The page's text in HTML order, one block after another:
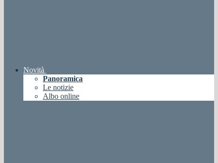
Novità
Panoramica
Le notizie
Albo online